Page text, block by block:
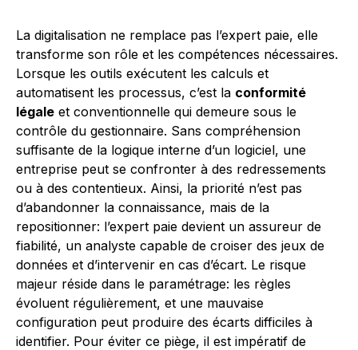
La digitalisation ne remplace pas l’expert paie, elle
transforme son rôle et les compétences nécessaires.
Lorsque les outils exécutent les calculs et
automatisent les processus, c’est la conformité
légale et conventionnelle qui demeure sous le
contrôle du gestionnaire. Sans compréhension
suffisante de la logique interne d’un logiciel, une
entreprise peut se confronter à des redressements
ou à des contentieux. Ainsi, la priorité n’est pas
d’abandonner la connaissance, mais de la
repositionner: l’expert paie devient un assureur de
fiabilité, un analyste capable de croiser des jeux de
données et d’intervenir en cas d’écart. Le risque
majeur réside dans le paramétrage: les règles
évoluent régulièrement, et une mauvaise
configuration peut produire des écarts difficiles à
identifier. Pour éviter ce piège, il est impératif de